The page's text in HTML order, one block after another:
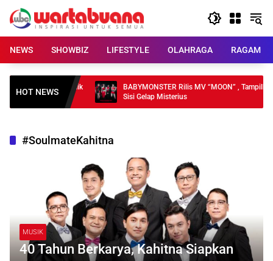
content
NEWS
SHOWBIZ LIFESTYLE OLAHRAGA RAGAM
HOT NEWS
Pelayanan Publik
BABYMONSTER Rilis MV “MOON” , Tampilkan
Sisi Gelap Misterius
#SoulmateKahitna
MUSIK
40 Tahun Berkarya, Kahitna Siapkan